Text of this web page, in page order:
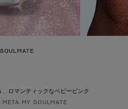
3 4
ロマンティックなベビーピンク
MY SOULMATE